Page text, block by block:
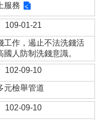
服務
109-01-21
工作，遏止不法洗錢活
人防制洗錢意識。
102-09-10
元檢舉管道
102-09-10